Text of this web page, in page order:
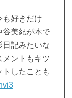
も好きだけ
谷美紀が本で
日記みたいな
メントもキツ
トしたことも